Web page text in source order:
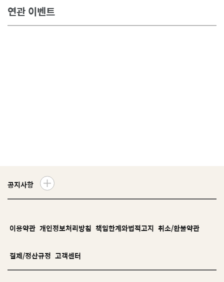
연관 이벤트
공지사항
더
기
이용약관 개인정보처리방침 책임한계와법적고지 취소/환불약관
결제/정산규정 고객센터